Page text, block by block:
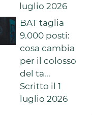
luglio 2026
BAT taglia
9.000 posti:
cosa cambia
per il colosso
del ta...
Scritto il 1
luglio 2026